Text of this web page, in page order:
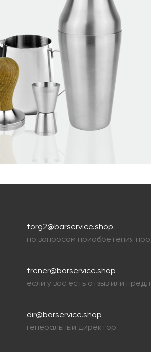
torg2@barservice.shop
по вопросам приобретения
trener@barservice.shop
если у вас есть отзыв или
dir@barservice.shop
генеральный директор